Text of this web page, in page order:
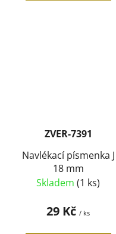
ZVER-7391
Navlékací písmenka J
18 mm
Skladem (1 ks)
29 Kč / ks